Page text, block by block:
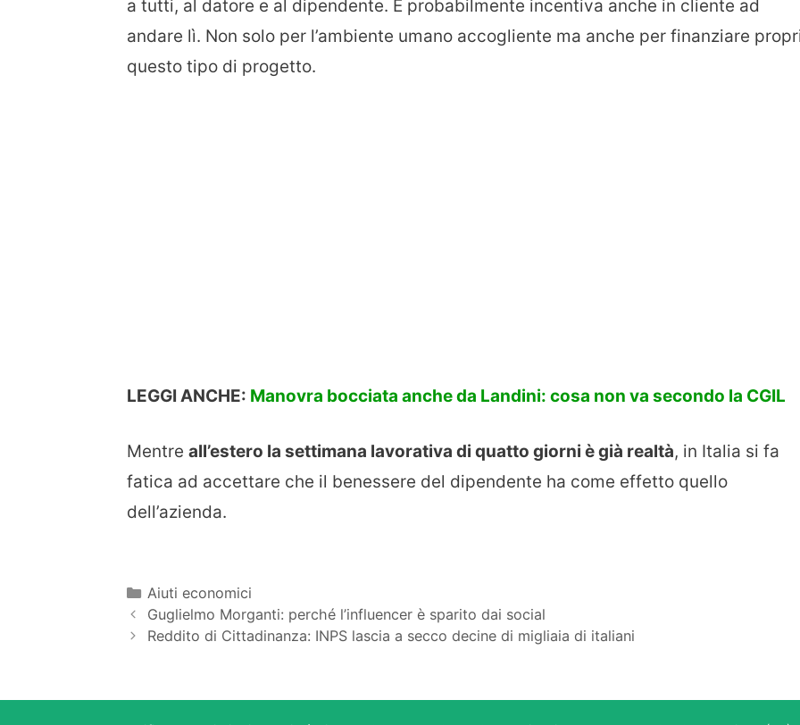
a tutti, al datore e al dipendente. E probabilmente incentiva anche in cliente ad
andare lì. Non solo per l’ambiente umano accogliente ma anche per finanziare
questo tipo di progetto.
LEGGI ANCHE: Manovra bocciata anche da Landini: cosa non va secondo la CGIL
Mentre all’estero la settimana lavorativa di quatto giorni è già realtà, in Italia si fa
fatica ad accettare che il benessere del dipendente ha come effetto quello
dell’azienda.
Categorie
Aiuti economici
Guglielmo Morganti: perché l’influencer è sparito dai social
Reddito di Cittadinanza: INPS lascia a secco decine di migliaia di italiani